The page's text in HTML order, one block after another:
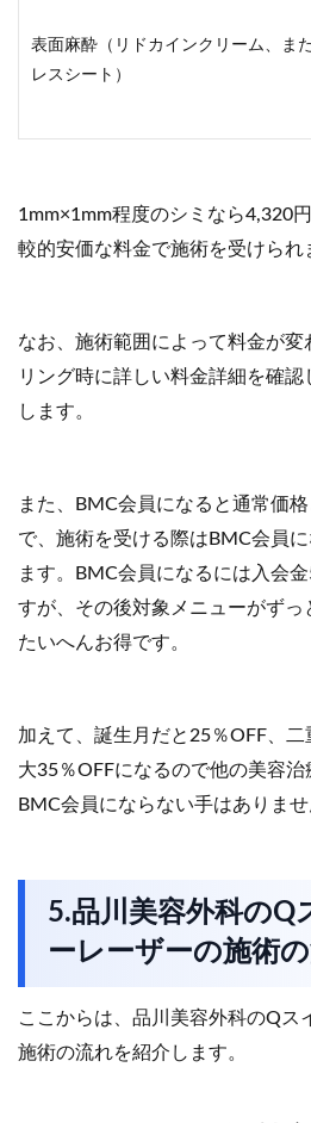
表面麻酔（リドカインクリーム、ま
レスシート）
1mm×1mm程度のシミなら4,320
較的安価な料金で施術を受けられ
なお、施術範囲によって料金が
リング時に詳しい料金詳細を確
します。
また、BMC会員になると通常価
で、施術を受ける際はBMC会員
ます。BMC会員になるには入会
すが、その後対象メニューがずっ
たいへんお得です。
加えて、誕生月だと25％OFF、
大35％OFFになるので他の美容
BMC会員にならない手はありませ
5.品川美容外科のQ
ーレーザーの施術
ここからは、品川美容外科のQス
施術の流れを紹介します。